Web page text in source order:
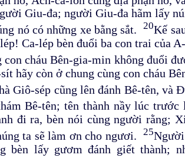
Giu-đa; người Giu-đa hãm lấy
nó có những xe bằng sắt.20Kế
Ca-lép bèn đuổi ba con trai của
con cháu Bên-gia-min không đuổi
hãy còn ở chung cùng con cháu
Giô-sép cũng lên đánh Bê-tên, và
Bê-tên; tên thành nầy lúc
đi ra, bèn nói cùng người rằng;
ta sẽ làm ơn cho ngươi. 25
bèn lấy gươm đánh giết thành;